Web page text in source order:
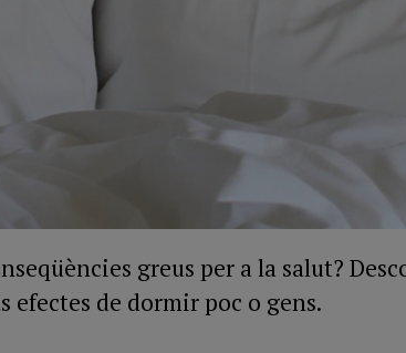
greus per a la salut?
efectes de dormir poc o gens.